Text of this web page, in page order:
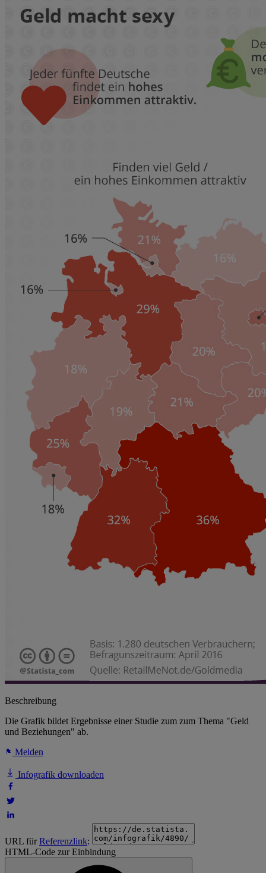
Beschreibung
Die Grafik bildet Ergebnisse einer Studie zum zum Thema "Geld
und Beziehungen" ab.
Melden
Infografik downloaden
URL fürReferenzlink:
HTML-Code zur Einbindung